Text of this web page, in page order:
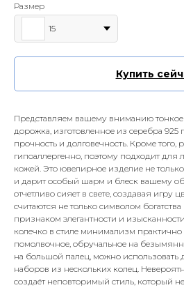
Размер
15
Купить
Представляем вашему вниманию
дорожка, изготовленное из серебра 925
прочность и долговечность. Кроме
гипоаллергенно, поэтому подходит для
кожей. Это ювелирное изделие не
и дарит особый шарм и блеск вашему
отчетливо сияет в свете, создавая игру
считаются не только символом
признаком элегантности и
колечко в стиле минимализм
помолвочное, обручальное на
на большой палец, можно
наборов из нескольких колец.
создаёт неповторимый стиль, который